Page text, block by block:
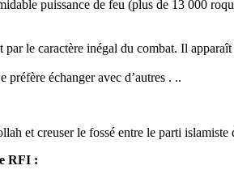
puissance de feu (plus de 13 000
le caractère inégal du combat. Il
préfère échanger avec d’autres . ..
et creuser le fossé entre le parti
RFI :